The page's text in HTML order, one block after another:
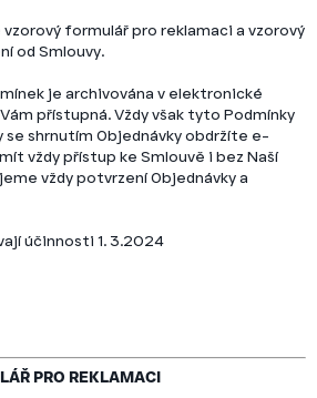
vzorový formulář pro reklamaci a vzorový
od Smlouvy.
je archivována v elektronické
přístupná. Vždy však tyto Podmínky
se shrnutím Objednávky obdržíte e-
vždy přístup ke Smlouvě i bez Naší
vždy potvrzení Objednávky a
účinnosti 1. 3.2024
PRO REKLAMACI